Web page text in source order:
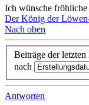
Ich wünsche fröhliche
Der König der
Nach oben
Beiträge der letzten
nach
Antworten